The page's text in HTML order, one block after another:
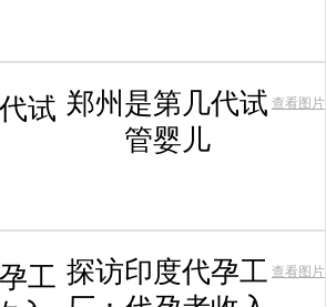
郑州是第几代试
管婴儿
查看图片
探访印度代孕工 查看图片